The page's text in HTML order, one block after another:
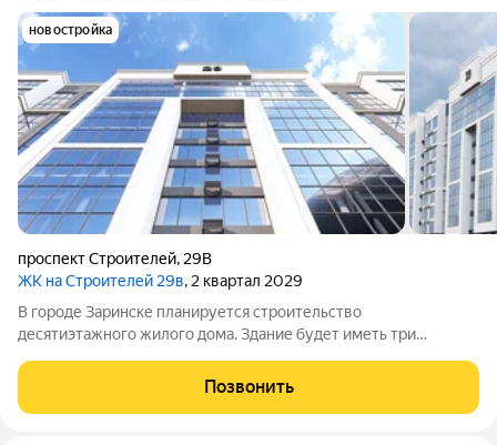
новостройка
проспект Строителей, 29В
ЖК на Строителей 29в, 2 квартал 2029
В городе Заринске планируется строительство
десятиэтажного жилого дома. Здание будет иметь три
назначения на первом этаже. Входы в подъезды расположат
Позвонить